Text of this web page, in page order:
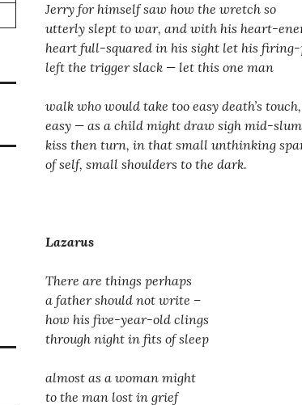
Jerry for himself saw how the wretch so
utterly slept to war, and with his heart-
heart full-squared in his sight let his firing-
left the trigger slack — let this one man
walk who would take too easy death’s
easy — as a child might draw sigh mid-
kiss then turn, in that small unthinking
of self, small shoulders to the dark.
Lazarus
There are things perhaps
a father should not write –
how his five-year-old clings
through night in fits of sleep
almost as a woman might
to the man lost in grief